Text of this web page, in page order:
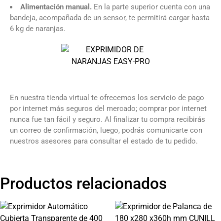
Alimentación manual. En la parte superior cuenta con una
bandeja, acompañada de un sensor, te permitirá cargar hasta
6 kg de naranjas.
En nuestra tienda virtual te ofrecemos los servicio de pago
por internet más seguros del mercado; comprar por internet
nunca fue tan fácil y seguro. Al finalizar tu compra recibirás
un correo de confirmación, luego, podrás comunicarte con
nuestros asesores para consultar el estado de tu pedido.
Productos relacionados